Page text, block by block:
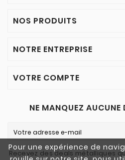
Pour une expérience de
NOS PRODUITS
NOTRE ENTREPRISE
VOTRE COMPTE
NE MANQUEZ AUCUNE
Recevez des deals métalliques